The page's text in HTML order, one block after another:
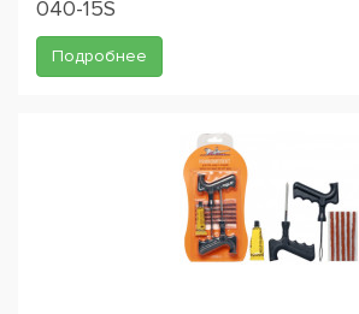
040-15S
Подробнее